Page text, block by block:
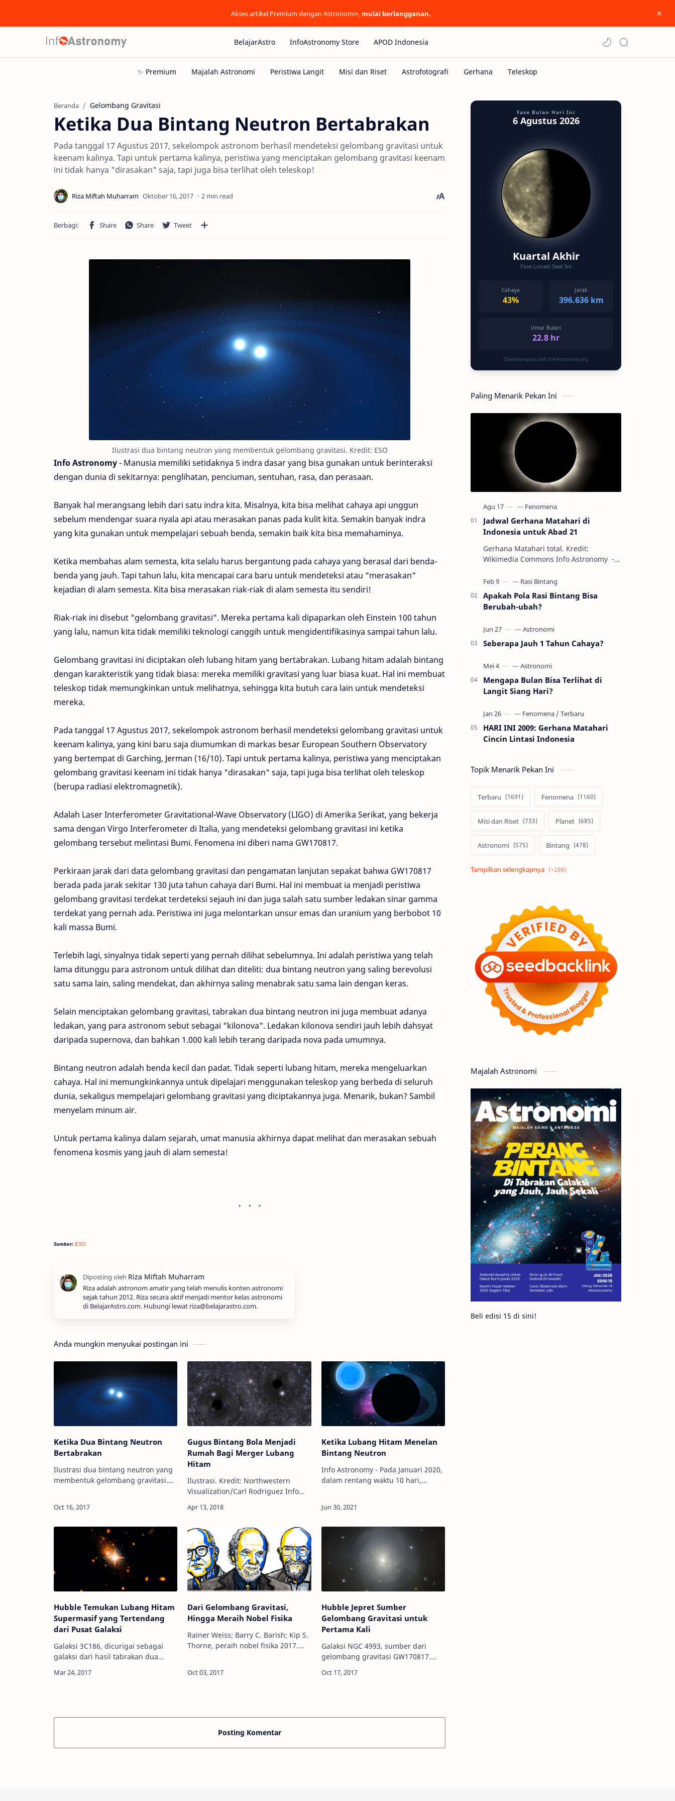
Akses artikel Premium dengan Astronomi+, mulai berlangganan.
BelajarAstro InfoAstronomy Store APOD Indonesia
Beranda Gelombang Gravitasi
Ketika Dua Bintang Neutron Bertabrakan
Pada tanggal 17 Agustus 2017, sekelompok astronom berhasil mendeteksi gelombang gravitasi untuk
keenam kalinya. Tapi untuk pertama kalinya, peristiwa yang menciptakan gelombang gravitasi keenam
ini tidak hanya "dirasakan" saja, tapi juga bisa terlihat oleh teleskop!
2 min read
Ilustrasi dua bintang neutron yang membentuk gelombang gravitasi. Kredit: ESO
Info Astronomy- Manusia memiliki setidaknya 5 indra dasar yang bisa gunakan untuk berinteraksi
dengan dunia di sekitarnya: penglihatan, penciuman, sentuhan, rasa, dan perasaan.
Banyak hal merangsang lebih dari satu indra kita. Misalnya, kita bisa melihat cahaya api unggun
sebelum mendengar suara nyala api atau merasakan panas pada kulit kita. Semakin banyak indra
yang kita gunakan untuk mempelajari sebuah benda, semakin baik kita bisa memahaminya.
Ketika membahas alam semesta, kita selalu harus bergantung pada cahaya yang berasal dari benda-
benda yang jauh. Tapi tahun lalu, kita mencapai cara baru untuk mendeteksi atau "merasakan"
kejadian di alam semesta. Kita bisa merasakan riak-riak di alam semesta itu sendiri!
Riak-riak ini disebut "gelombang gravitasi". Mereka pertama kali dipaparkan oleh Einstein 100 tahun
yang lalu, namun kita tidak memiliki teknologi canggih untuk mengidentifikasinya sampai tahun lalu.
Gelombang gravitasi ini diciptakan oleh lubang hitam yang bertabrakan. Lubang hitam adalah bintang
dengan karakteristik yang tidak biasa: mereka memiliki gravitasi yang luar biasa kuat. Hal ini membuat
teleskop tidak memungkinkan untuk melihatnya, sehingga kita butuh cara lain untuk mendeteksi
mereka.
Pada tanggal 17 Agustus 2017, sekelompok astronom berhasil mendeteksi gelombang gravitasi untuk
keenam kalinya, yang kini baru saja diumumkan di markas besar European Southern Observatory
yang bertempat di Garching, Jerman (16/10). Tapi untuk pertama kalinya, peristiwa yang menciptakan
gelombang gravitasi keenam ini tidak hanya "dirasakan" saja, tapi juga bisa terlihat oleh teleskop
(berupa radiasi elektromagnetik).
Adalah Laser Interferometer Gravitational-Wave Observatory (LIGO) di Amerika Serikat, yang bekerja
sama dengan Virgo Interferometer di Italia, yang mendeteksi gelombang gravitasi ini ketika
gelombang tersebut melintasi Bumi. Fenomena ini diberi nama GW170817.
Perkiraan jarak dari data gelombang gravitasi dan pengamatan lanjutan sepakat bahwa GW170817
berada pada jarak sekitar 130 juta tahun cahaya dari Bumi. Hal ini membuat ia menjadi peristiwa
gelombang gravitasi terdekat terdeteksi sejauh ini dan juga salah satu sumber ledakan sinar gamma
terdekat yang pernah ada. Peristiwa ini juga melontarkan unsur emas dan uranium yang berbobot 10
kali massa Bumi.
Terlebih lagi, sinyalnya tidak seperti yang pernah dilihat sebelumnya. Ini adalah peristiwa yang telah
lama ditunggu para astronom untuk dilihat dan diteliti: dua bintang neutron yang saling berevolusi
satu sama lain, saling mendekat, dan akhirnya saling menabrak satu sama lain dengan keras.
Selain menciptakan gelombang gravitasi, tabrakan dua bintang neutron ini juga membuat adanya
ledakan, yang para astronom sebut sebagai "kilonova". Ledakan kilonova sendiri jauh lebih dahsyat
daripada supernova, dan bahkan 1.000 kali lebih terang daripada nova pada umumnya.
Bintang neutron adalah benda kecil dan padat. Tidak seperti lubang hitam, mereka mengeluarkan
cahaya. Hal ini memungkinkannya untuk dipelajari menggunakan teleskop yang berbeda di seluruh
dunia, sekaligus mempelajari gelombang gravitasi yang diciptakannya juga. Menarik, bukan? Sambil
menyelam minum air.
Untuk pertama kalinya dalam sejarah, umat manusia akhirnya dapat melihat dan merasakan sebuah
fenomena kosmis yang jauh di alam semesta!
Sumber: ESO
Riza adalah astronom amatir yang telah menulis konten astronomi
sejak tahun 2012. Riza secara aktif menjadi mentor kelas astronomi
di BelajarAstro.com. Hubungi lewat riza@belajarastro.com.
Anda mungkin menyukai postingan ini
Ketika Dua Bintang Neutron
Bertabrakan
Ilustrasi dua bintang neutron yang
membentuk gelombang gravitasi.
indra dasar yang bisa gunakan
Gugus Bintang Bola Menjadi
Rumah Bagi Merger Lubang
Hitam
Ilustrasi. Kredit: Northwestern
Visualization/Carl Rodriguez Info
2016, para ilmuwan yang bekerja di
Ketika Lubang Hitam Menelan
Bintang Neutron
Info Astronomy - Pada Januari 2020,
dalam rentang waktu 10 hari,
fenomena semesta yang
Hubble Temukan Lubang Hitam
Supermasif yang Tertendang
dari Pusat Galaksi
Galaksi 3C186, dicurigai sebagai
galaksi dari hasil tabrakan dua
Chiaberge Info Astronomy -
Dari Gelombang Gravitasi,
Hingga Meraih Nobel Fisika
Rainer Weiss; Barry C. Barish; Kip S.
Thorne, peraih nobel fisika 2017.
fisikawan yang memiliki peran
Hubble Jepret Sumber
Gelombang Gravitasi untuk
Pertama Kali
Galaksi NGC 4993, sumber dari
gelombang gravitasi GW170817.
Astronomy - Sejarah baru telah
Posting Komentar
Fase Bulan Hari Ini
6 Agustus 2026
Kuartal Akhir
Fase Lunasi Saat Ini
Cahaya
43%
Jarak
396.636 km
Umur Bulan
22.8 hr
Dikembangkan oleh InfoAstronomy.org
Paling Menarik Pekan Ini
Jadwal Gerhana Matahari di
Indonesia untuk Abad 21
Gerhana Matahari total. Kredit:
Wikimedia Commons Info Astronomy -
gerhana Matahari akan terjadi sebanyak
22…
Apakah Pola Rasi Bintang Bisa
Berubah-ubah?
Seberapa Jauh 1 Tahun Cahaya?
Mengapa Bulan Bisa Terlihat di
Langit Siang Hari?
HARI INI 2009: Gerhana Matahari
Cincin Lintasi Indonesia
Topik Menarik Pekan Ini
Terbaru Fenomena
Misi dan Riset Planet
Astronomi Bintang
Alam semesta Galaksi
Tata Surya
Hype Astronot
Asteroid Observasi
Premium Komet
Penelitian
Satelit
Aurora Supernova
Nebula Sponsored
Matahari Mars
Planet Katai Featured
GMT 2016 History
Hoax Bima Sakti
Meteor Gerhana
Komet ISON Jupiter
Planet Kerdil Bumi
Pengetahuan Berita
Majalah Astronomi
Beli edisi 15 di sini!